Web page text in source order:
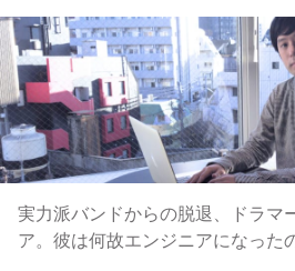
実力派バンドからの脱退、ドラマ
ア。彼は何故エンジニアになった